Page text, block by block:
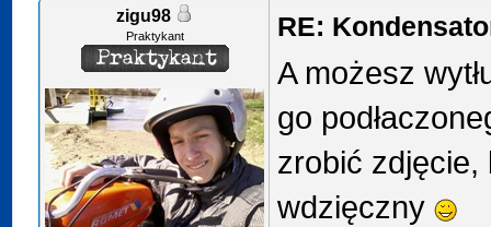
zigu98
Praktykant RE:
A możesz
go
zrobić zdjęcie,
wdzięczny